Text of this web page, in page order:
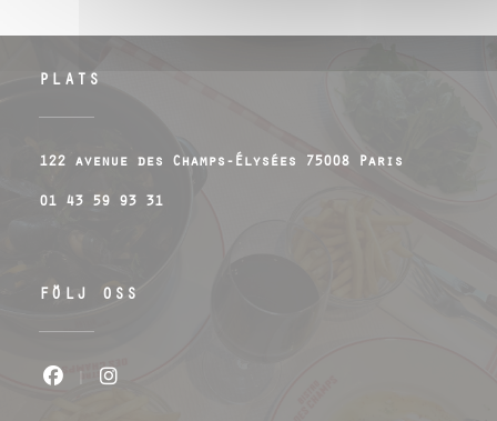
PLATS
122 avenue des Champs-Élysées 75008 Paris
01 43 59 93 31
FÖLJ OSS